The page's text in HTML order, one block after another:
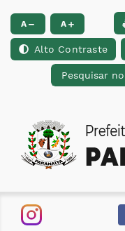
Ir para o conteúdo [alt+1]
A A
Alto Contraste